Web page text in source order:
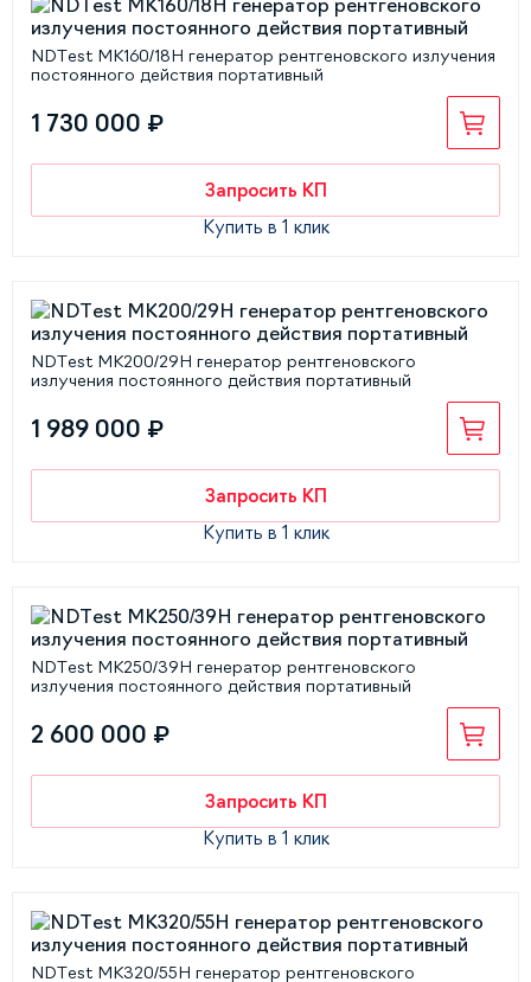
NDTest МК160/18Н генератор рентгеновского излучения
постоянного действия портативный
1 730 000 ₽
Запросить КП
Купить в 1 клик
NDTest МК200/29Н генератор рентгеновского
излучения постоянного действия портативный
1 989 000 ₽
Запросить КП
Купить в 1 клик
NDTest МК250/39Н генератор рентгеновского
излучения постоянного действия портативный
2 600 000 ₽
Запросить КП
Купить в 1 клик
NDTest МК320/55Н генератор рентгеновского